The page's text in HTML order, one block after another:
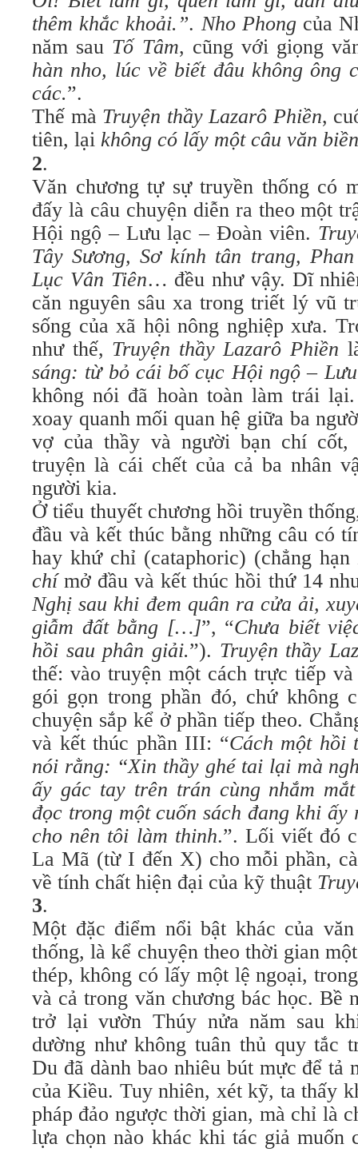
thêm khắc khoải.”. Nho Phong của
năm sau Tố Tâm, cũng với giọng
hàn nho, lúc về biết đâu không ông
các.”.
Thế mà Truyện thầy Lazarô Phiền,
tiên, lại không có lấy một câu văn
2.
Văn chương tự sự truyền thống có
đấy là câu chuyện diễn ra theo một
Hội ngộ – Lưu lạc – Ðoàn viên.
Tây Sương, Sơ kính tân trang,
Lục Vân Tiên… đều như vậy. Dĩ
căn nguyên sâu xa trong triết lý vũ
sống của xã hội nông nghiệp xưa.
như thế, Truyện thầy Lazarô Phiền
sáng: từ bỏ cái bố cục Hội ngộ –
không nói đã hoàn toàn làm trái
xoay quanh mối quan hệ giữa ba
vợ của thầy và người bạn chí
truyện là cái chết của cả ba nhân
người kia.
Ở tiểu thuyết chương hồi truyền
đầu và kết thúc bằng những câu có
hay khứ chỉ (cataphoric) (chẳng hạn
chímở đầu và kết thúc hồi thứ 14
Nghị sau khi đem quân ra cửa ải,
giẫm đất bằng […]”, “Chưa biết
hồi sau phân giải.”). Truyện thầy
thế: vào truyện một cách trực tiếp
gói gọn trong phần đó, chứ không
chuyện sắp kể ở phần tiếp theo.
và kết thúc phần III: “Cách một hồi
nói rằng: “Xin thầy ghé tai lại mà
ấy gác tay trên trán cùng nhắm
đọc trong một cuốn sách đang khi
cho nên tôi làm thinh.”. Lối viết đó
La Mã (từ I đến X) cho mỗi phần,
về tính chất hiện đại của kỹ thuật
3.
Một đặc điểm nổi bật khác của
thống, là kể chuyện theo thời gian
thép, không có lấy một lệ ngoại,
và cả trong văn chương bác học. Bề
trở lại vườn Thúy nửa năm sau
dường như không tuân thủ quy tắc
Du đã dành bao nhiêu bút mực để tả
của Kiều. Tuy nhiên, xét kỹ, ta thấy
pháp đảo ngược thời gian, mà chỉ là
lựa chọn nào khác khi tác giả muốn